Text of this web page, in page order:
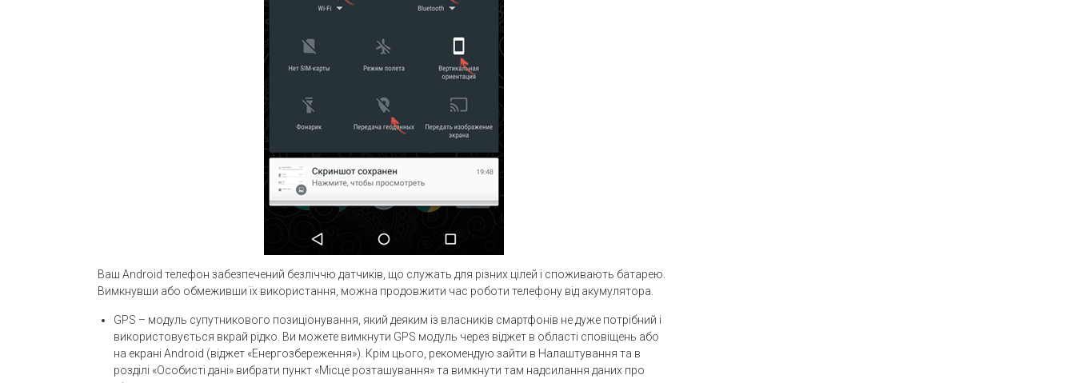
Ваш Android телефон забезпечений безліччю датчиків, що служать для різних цілей і споживають батарею.
Вимкнувши або обмеживши їх використання, можна продовжити час роботи телефону від акумулятора.
GPS – модуль супутникового позиціонування, який деяким із власників смартфонів не дуже потрібний і
використовується вкрай рідко. Ви можете вимкнути GPS модуль через віджет в області сповіщень або
на екрані Android (віджет «Енергозбереження»). Крім цього, рекомендую зайти в Налаштування та в
розділі «Особисті дані» вибрати пункт «Місце розташування» та вимкнути там надсилання даних про